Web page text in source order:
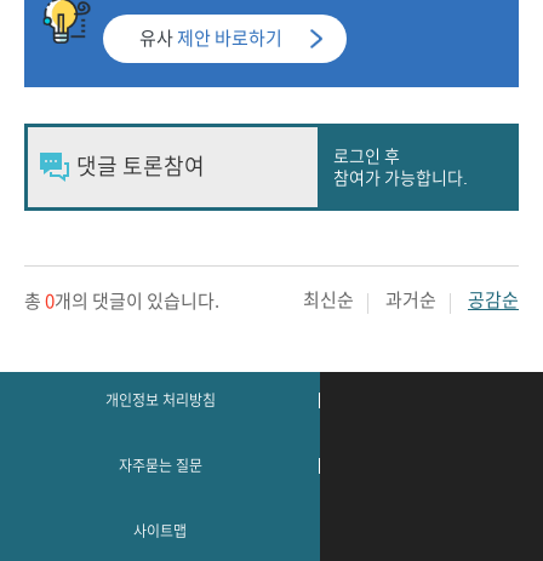
유사 제안 바로하기
로그인 후
참여가 가능합니다.
총 0개의 댓글이 있습니다. 최신순 과거순 공감순
개인정보 처리방침
자주묻는 질문
사이트맵